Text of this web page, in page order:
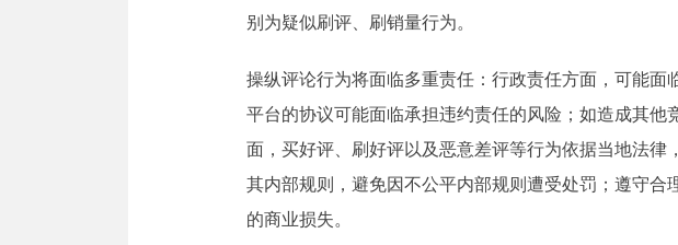
别为疑似刷评、刷销量行为。
操纵评论行为将面临多重责任：行政责任方面，可能
平台的协议可能面临承担违约责任的风险；如造成其
面，买好评、刷好评以及恶意差评等行为依据当地法
其内部规则，避免因不公平内部规则遭受处罚；遵守
的商业损失。